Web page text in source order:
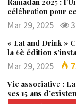
célébration pour
Mar 29, 2025
« Eat and Drink »
la 6è édition
Mar 29, 2025
Vie associative :
ses 15 ans